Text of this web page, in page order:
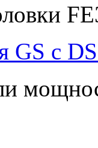
GS с